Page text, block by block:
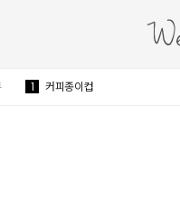
1 커피종이컵